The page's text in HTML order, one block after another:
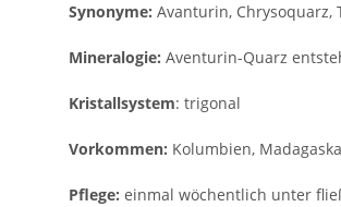
Synonyme: Avanturin, Chrysoquarz,
Mineralogie: Aventurin-Quarz
Kristallsystem: trigonal
Vorkommen: Kolumbien,
Pflege: einmal wöchentlich unter